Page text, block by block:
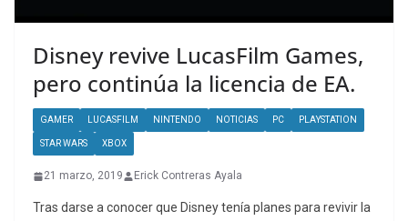
Disney revive LucasFilm Games,
pero continúa la licencia de EA.
GAMER LUCASFILM NINTENDO NOTICIAS PC PLAYSTATION
STAR WARS XBOX
21 marzo, 2019 Erick Contreras Ayala
Tras darse a conocer que Disney tenía planes para revivir la